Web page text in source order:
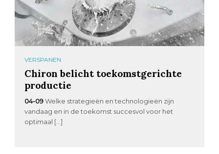
VERSPANEN
Chiron belicht toekomstgerichte
productie
04-09 Welke strategieën en technologieën zijn
vandaag en in de toekomst succesvol voor het
optimaal […]